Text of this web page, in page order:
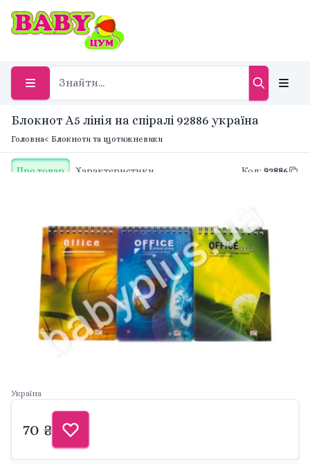
Блокнот А5 лінія на спіралі 92886 україна
Головна< Блокноти та щотижневики
Про товар Характеристики Код: 92886
Україна
70 ₴